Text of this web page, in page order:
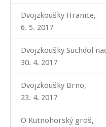
Dvojzkoušky Hranice,
6. 5. 2017
Dvojzkoušky Suchdol
30. 4. 2017
Dvojzkoušky Brno,
23. 4. 2017
O Kutnohorský groš,